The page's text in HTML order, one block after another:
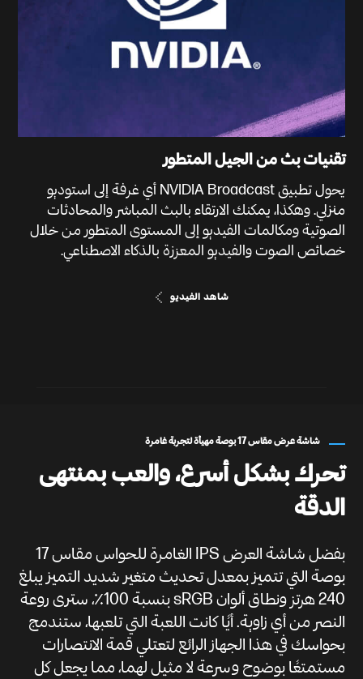
تقنيات بث من الجيل المتطور
يحول تطبيق NVIDIA Broadcast أي غرفة إلى استوديو
منزلي. وهكذا، يمكنك الارتقاء بالبث المباشر والمحادثات
الصوتية ومكالمات الفيديو إلى المستوى المتطور من خلال
خصائص الصوت والفيديو المعززة بالذكاء الاصطناعي.
شاهد الفيديو
شاشة عرض مقاس 17 بوصة مهيأة لتجربة غامرة
تحرك بشكل أسرع، والعب بمنتهى
الدقة
بفضل شاشة العرض IPS الغامرة للحواس مقاس 17
بوصة التي تتميز بمعدل تحديث متغير شديد التميز يبلغ
240 هرتز ونطاق ألوان sRGB بنسبة 100٪، سترى روعة
النصر من أي زاوية. أيًا كانت اللعبة التي تلعبها، ستندمج
بحواسك في هذا الجهاز الرائع لتعتلي قمة الانتصارات
مستمتعًا بوضوح وسرعة لا مثيل لهما، مما يجعل كل